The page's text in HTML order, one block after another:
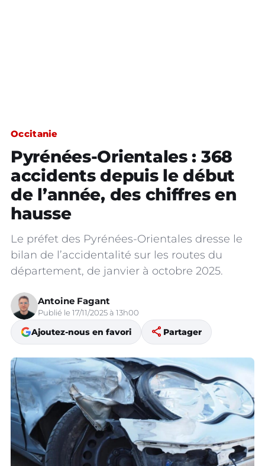
Occitanie
Pyrénées-Orientales : 368
accidents depuis le début
de l’année, des chiffres en
hausse
Le préfet des Pyrénées-Orientales dresse le
bilan de l’accidentalité sur les routes du
département, de janvier à octobre 2025.
Antoine Fagant
Publié le 17/11/2025 à 13h00
Ajoutez-nous en favori share Partager